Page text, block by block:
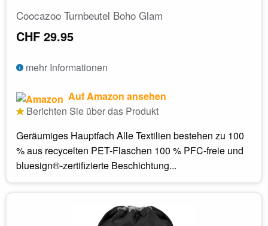
Coocazoo Turnbeutel Boho Glam
CHF 29.95
mehr Informationen
Auf Amazon ansehen
Berichten Sie über das Produkt
Geräumiges Hauptfach Alle Textilien bestehen zu 100
% aus recycelten PET-Flaschen 100 % PFC-freie und
bluesign®-zertifizierte Beschichtung...